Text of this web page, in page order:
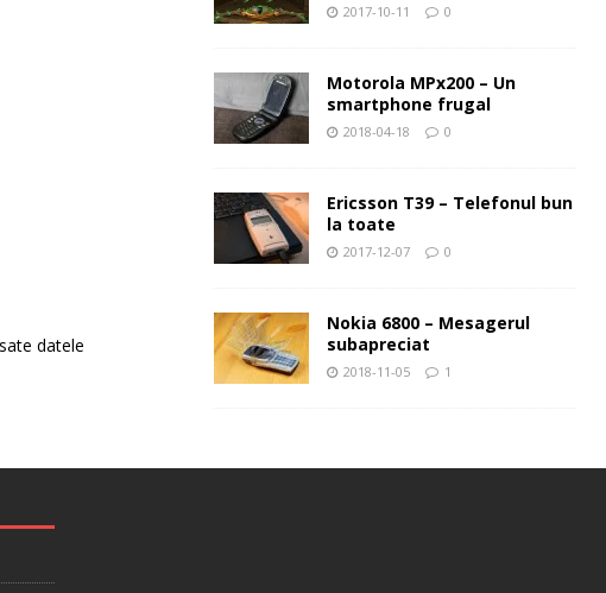
datele
2017-10-11 0
Motorola MPx200 – Un
smartphone frugal
2018-04-18 0
Ericsson T39 – Telefonul bun
la toate
2017-12-07 0
Nokia 6800 – Mesagerul
subapreciat
2018-11-05 1